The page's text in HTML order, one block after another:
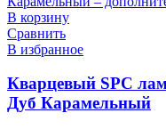
В корзину
Сравнить
В избранное
Кварцевый SPC
Дуб Карамельный